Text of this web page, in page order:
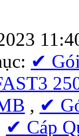
✔
, ✔
✔ Cáp